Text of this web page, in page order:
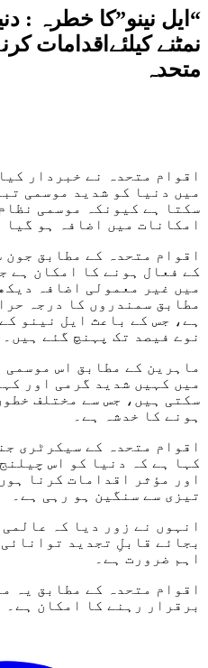
“ایل نینو”کا خطرہ :
نمٹنے کیلئےاقدامات
متحدہ
اقوام متحدہ نے خبردار
میں دنیا کو شدید موسمی
سکتا ہے کیونکہ موسمی
امکانات میں اضافہ ہو گیا
اقوام متحدہ کے مطابق
کے فعال ہونے کا امکان ہے
میں غیر معمولی اضافہ
مطابق سمندروں کا درجہ
ہے، جس کے باعث ایل نینو
نوے فیصد تک پہنچ گئے ہیں۔
ماہرین کے مطابق اس موسمی
میں کہیں شدید گرمی اور
سکتی ہیں، جس سے مختلف
ہونے کا خدشہ ہے۔
اقوام متحدہ کے سیکرٹری
کہا ہے کہ دنیا کو اس
اور مؤثر اقدامات کرنا
تیزی سے سنگین ہو رہی ہے۔
انہوں نے زور دیا کہ
بجائے قابلِ تجدید
اہم ضرورت ہے۔
اقوام متحدہ کے مطابق یہ
برقرار رہنے کا امکان ہے۔